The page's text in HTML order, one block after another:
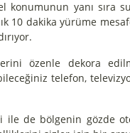
konumunun yanı sıra
10 dakika yürüme
özenle dekora
telefon,
ile de bölgenin gözde